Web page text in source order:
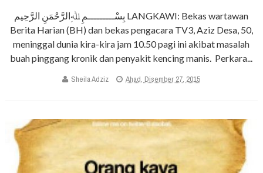
بِسْـــــــــمِ ﷲِالرَّحْمَنِ الرَّحِيم LANGKAWI: Bekas wartawan
Berita Harian (BH) dan bekas pengacara TV3, Aziz Desa, 50,
meninggal dunia kira-kira jam 10.50 pagi ini akibat masalah
buah pinggang kronik dan penyakit kencing manis. Perkara...
Sheila Adziz Ahad, Disember 27, 2015